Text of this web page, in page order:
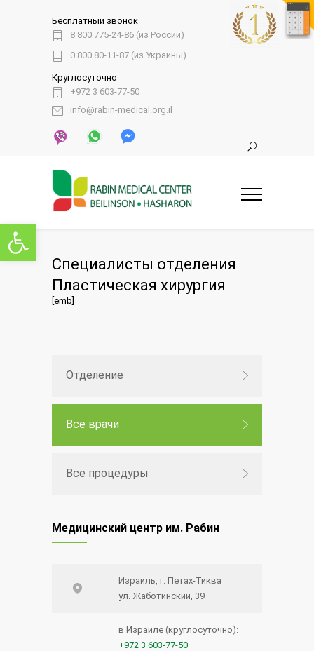
Открыть панель инструментов
Бесплатный звонок
8 800 775-24-86 (из России)
0 800 80-11-87 (из Украины)
Круглосуточно
+972 3 603-77-50
info@rabin-medical.org.il
Специалисты отделения
Пластическая хирургия
[emb]
Отделение
Все врачи
Все процедуры
Медицинский центр им. Рабин
Израиль, г. Петах-Тиква
ул. Жаботинский, 39
в Израиле (круглосуточно):
+972 3 603-77-50